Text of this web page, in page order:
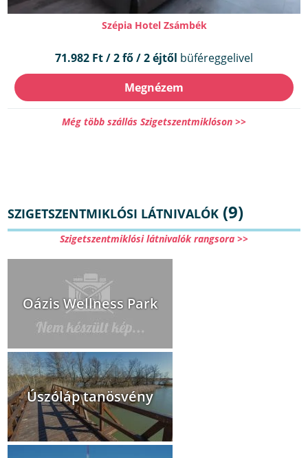
Szépia Hotel Zsámbék
71.982 Ft / 2 fő / 2 éjtől büféreggelivel
Megnézem
Még több szállás Szigetszentmiklóson >>
SZIGETSZENTMIKLÓSI LÁTNIVALÓK (9)
Szigetszentmiklósi látnivalók rangsora >>
Oázis Wellness Park
Úszóláp tanösvény